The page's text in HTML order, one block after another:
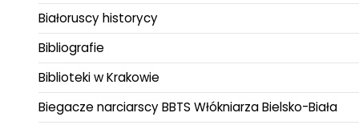
Białoruscy historycy
Bibliografie
Biblioteki w Krakowie
Biegacze narciarscy BBTS Włókniarza Bielsko-Biała